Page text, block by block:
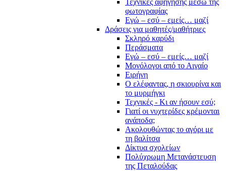
Τεχνικές αφήγησης μέσω της
φωτογραφίας
Εγώ – εσύ – εμείς… μαζί
Δράσεις για μαθητές/μαθήτριες
Σκληρό καρύδι
Περάσματα
Εγώ – εσύ – εμείς… μαζί
Μονόλογοι από το Αιγαίο
Ειρήνη
Ο ελέφαντας, η σκιουρίνα και
το μυρμήγκι
Τεχνικές - Κι αν ήσουν εσύ;
Γιατί οι νυχτερίδες κρέμονται
ανάποδα;
Ακολουθώντας το αγόρι με
τη βαλίτσα
Δίκτυα σχολείων
Πολύχρωμη Μετανάστευση
της Πεταλούδας